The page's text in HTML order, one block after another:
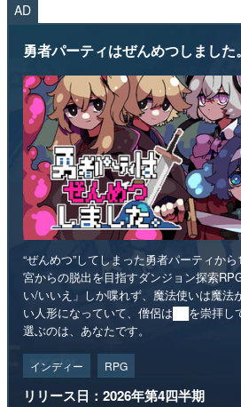
AD
勇者パーティはぜんめつしました。
“ぜんめつ”してしまった勇者パーティか
宮からの脱出を目指すダンジョン探索
い/いいえ」しか喋れず、魔法使いは魔法
い人形になっていて、僧侶は██を崇拝し
選ぶのは、あなたです。
インディー RPG
リリース日：2026年第4四半期